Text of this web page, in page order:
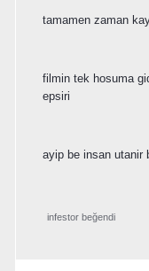
tamamen zaman
filmin tek hosuma
epsiri
ayip be insan utanir
infestor beğendi